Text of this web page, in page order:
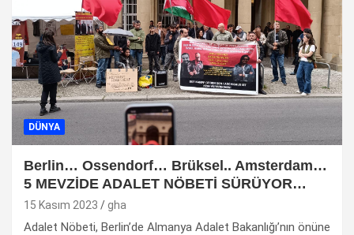
DÜNYA
Berlin… Ossendorf… Brüksel.. Amsterdam…
5 MEVZİDE ADALET NÖBETİ SÜRÜYOR…
15 Kasım 2023 gha
Adalet Nöbeti, Berlin’de Almanya Adalet Bakanlığı’nın önüne